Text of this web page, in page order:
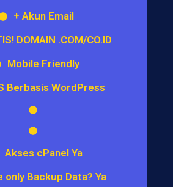
+ Akun Email
DOMAIN .COM/CO.ID
Mobile Friendly
Berbasis WordPress
Akses cPanel Ya
only Backup Data? Ya